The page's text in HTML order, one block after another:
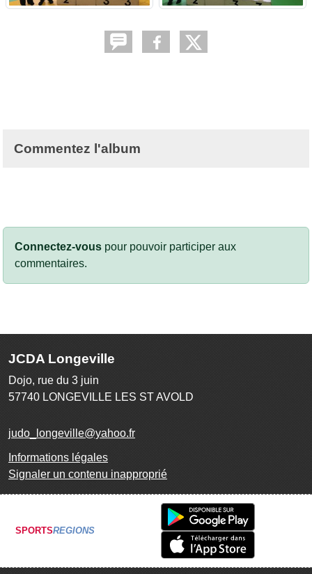
Commentez l'album
Connectez-vous pour pouvoir participer aux
commentaires.
JCDA Longeville
Dojo, rue du 3 juin
57740 LONGEVILLE LES ST AVOLD
judo_longeville@yahoo.fr
Informations légales
Signaler un contenu inapproprié
SPORTSREGIONS